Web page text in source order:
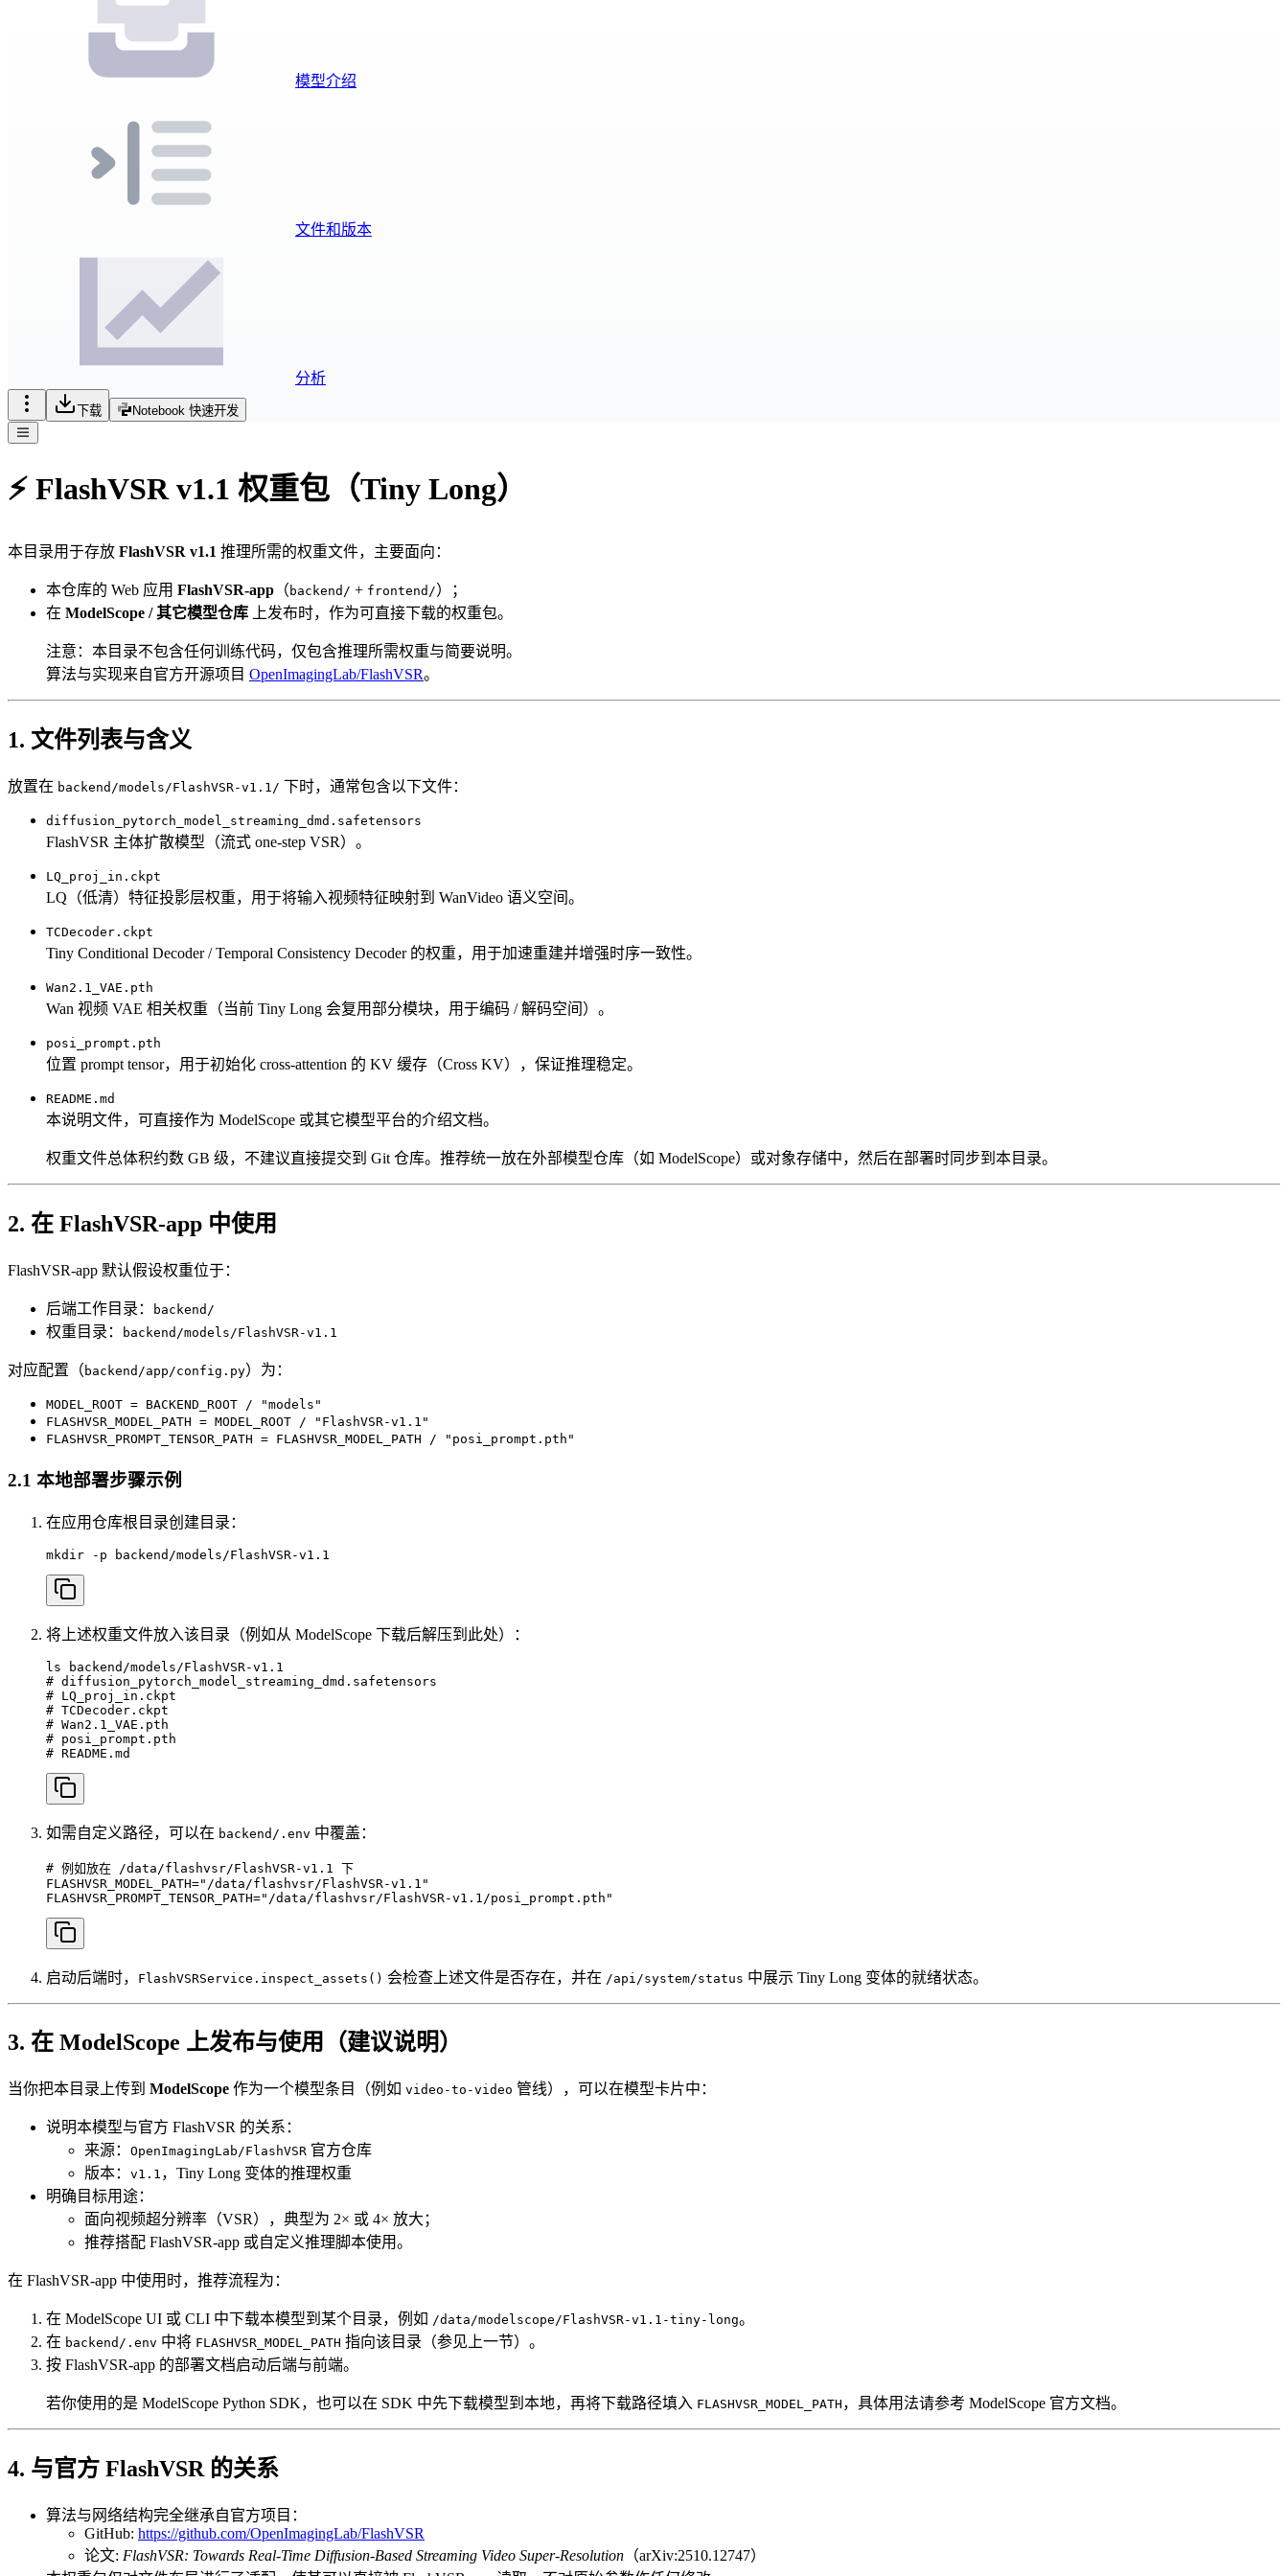
模型介绍
文件和版本
分析
下载 Notebook 快速开发
⚡ FlashVSR v1.1 权重包（Tiny Long）
本目录用于存放 FlashVSR v1.1 推理所需的权重文件，主要面向：
本仓库的 Web 应用 FlashVSR-app （ backend/ + frontend/ ）；
在 ModelScope / 其它模型仓库 上发布时，作为可直接下载的权重包。
注意：本目录不包含任何训练代码，仅包含推理所需权重与简要说明。
算法与实现来自官方开源项目 OpenImagingLab/FlashVSR。
1. 文件列表与含义
放置在 backend/models/FlashVSR-v1.1/ 下时，通常包含以下文件：
diffusion_pytorch_model_streaming_dmd.safetensors
FlashVSR 主体扩散模型（流式 one-step VSR）。
LQ_proj_in.ckpt
LQ（低清）特征投影层权重，用于将输入视频特征映射到 WanVideo 语义空间。
TCDecoder.ckpt
Tiny Conditional Decoder / Temporal Consistency Decoder 的权重，用于加速重建并增强时序一致性。
Wan2.1_VAE.pth
Wan 视频 VAE 相关权重（当前 Tiny Long 会复用部分模块，用于编码 / 解码空间）。
posi_prompt.pth
位置 prompt tensor，用于初始化 cross-attention 的 KV 缓存（Cross KV），保证推理稳定。
README.md
本说明文件，可直接作为 ModelScope 或其它模型平台的介绍文档。
权重文件总体积约数 GB 级，不建议直接提交到 Git 仓库。推荐统一放在外部模型仓库（如 ModelScope）或对象存储中，然后在部署时同步到本目录。
2. 在 FlashVSR-app 中使用
FlashVSR-app 默认假设权重位于：
后端工作目录： backend/
权重目录： backend/models/FlashVSR-v1.1
对应配置（ backend/app/config.py）为：
MODEL_ROOT = BACKEND_ROOT / "models"
FLASHVSR_MODEL_PATH = MODEL_ROOT / "FlashVSR-v1.1"
FLASHVSR_PROMPT_TENSOR_PATH = FLASHVSR_MODEL_PATH / "posi_prompt.pth"
2.1 本地部署步骤示例
在应用仓库根目录创建目录：
mkdir -p backend/models/FlashVSR-v1.1
将上述权重文件放入该目录（例如从 ModelScope 下载后解压到此处）：
ls backend/models/FlashVSR-v1.1
# diffusion_pytorch_model_streaming_dmd.safetensors
# LQ_proj_in.ckpt
# TCDecoder.ckpt
# Wan2.1_VAE.pth
# posi_prompt.pth
# README.md
如需自定义路径，可以在 backend/.env 中覆盖：
# 例如放在 /data/flashvsr/FlashVSR-v1.1 下
FLASHVSR_MODEL_PATH="/data/flashvsr/FlashVSR-v1.1"
FLASHVSR_PROMPT_TENSOR_PATH="/data/flashvsr/FlashVSR-v1.1/posi_prompt.pth"
启动后端时， FlashVSRService.inspect_assets() 会检查上述文件是否存在，并在 /api/system/status 中展示 Tiny Long 变体的就绪状态。
3. 在 ModelScope 上发布与使用（建议说明）
当你把本目录上传到 ModelScope 作为一个模型条目（例如 video-to-video 管线），可以在模型卡片中：
说明本模型与官方 FlashVSR 的关系：
来源： OpenImagingLab/FlashVSR 官方仓库
版本： v1.1 ，Tiny Long 变体的推理权重
明确目标用途：
面向视频超分辨率（VSR），典型为 2× 或 4× 放大；
推荐搭配 FlashVSR-app 或自定义推理脚本使用。
在 FlashVSR-app 中使用时，推荐流程为：
在 ModelScope UI 或 CLI 中下载本模型到某个目录，例如 /data/modelscope/FlashVSR-v1.1-tiny-long。
在 backend/.env 中将 FLASHVSR_MODEL_PATH 指向该目录（参见上一节）。
按 FlashVSR-app 的部署文档启动后端与前端。
若你使用的是 ModelScope Python SDK，也可以在 SDK 中先下载模型到本地，再将下载路径填入 FLASHVSR_MODEL_PATH ，具体用法请参考 ModelScope 官方文档。
4. 与官方 FlashVSR 的关系
算法与网络结构完全继承自官方项目：
GitHub: https://github.com/OpenImagingLab/FlashVSR
论文: FlashVSR: Towards Real-Time Diffusion-Based Streaming Video Super-Resolution （arXiv:2510.12747）